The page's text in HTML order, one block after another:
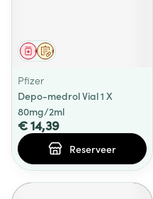
Op voorschrift
Geneesmiddel
Pfizer
Depo-medrol Vial 1 X
80mg/2ml
€ 14,39
Reserveer